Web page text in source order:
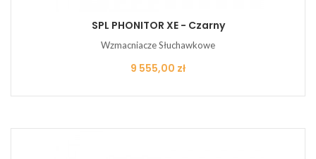
SPL PHONITOR XE - Czarny
Wzmacniacze Słuchawkowe
Cena
9 555,00 zł